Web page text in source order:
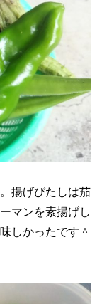
揚げびたしは茄
マンを素揚げし
しかったです＾